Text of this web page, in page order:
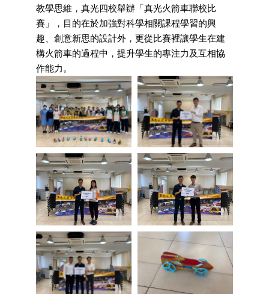
教學思維，真光四校舉辦「真光火箭車聯校比
賽」，目的在於加強對科學相關課程學習的興
趣、創意新思的設計外，更從比賽裡讓學生在建
構火箭車的過程中，提升學生的專注力及互相協
作能力。